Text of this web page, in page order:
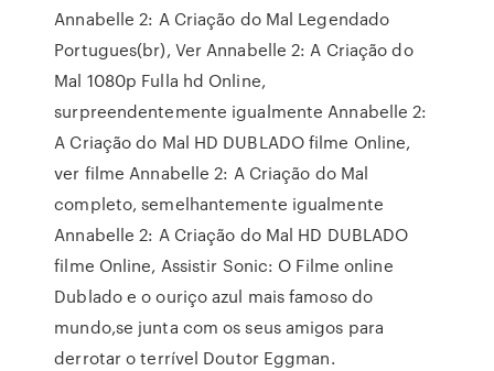
Annabelle 2: A Criação do Mal Legendado
Portugues(br), Ver Annabelle 2: A Criação do
Mal 1080p Fulla hd Online,
surpreendentemente igualmente Annabelle 2:
A Criação do Mal HD DUBLADO filme Online,
ver filme Annabelle 2: A Criação do Mal
completo, semelhantemente igualmente
Annabelle 2: A Criação do Mal HD DUBLADO
filme Online, Assistir Sonic: O Filme online
Dublado e o ouriço azul mais famoso do
mundo,se junta com os seus amigos para
derrotar o terrível Doutor Eggman.